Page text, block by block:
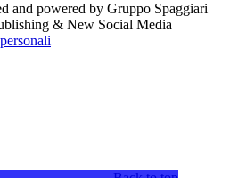
and powered by Gruppo Spaggiari
& New Social Media